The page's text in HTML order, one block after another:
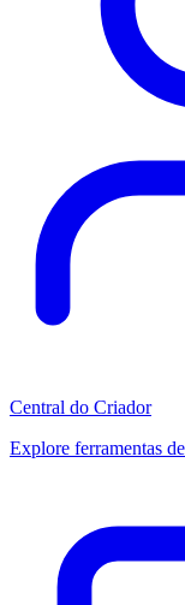
Central do Criador
Explore ferramentas